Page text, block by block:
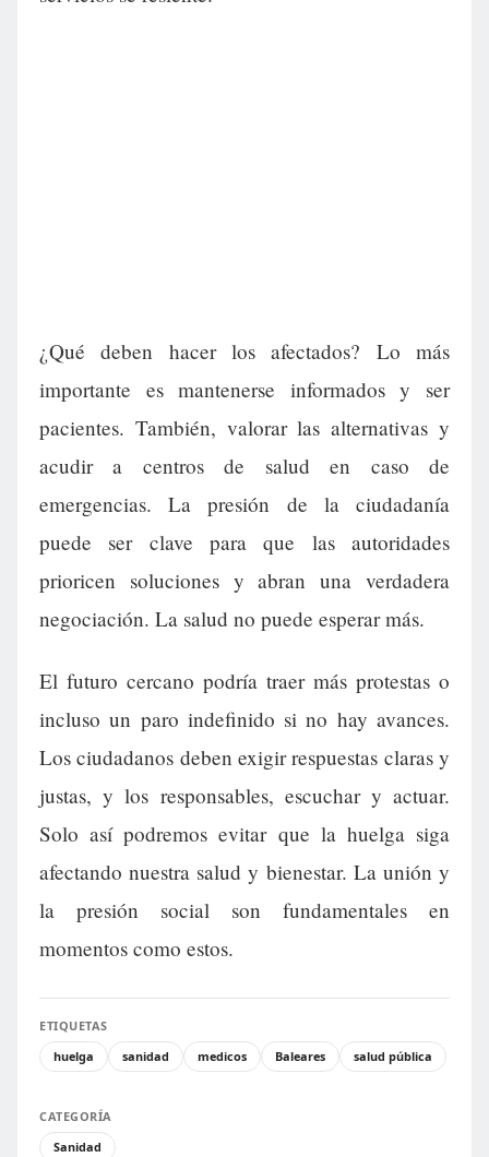
¿Qué deben hacer los afectados? Lo más
importante es mantenerse informados y ser
pacientes. También, valorar las alternativas y
acudir a centros de salud en caso de
emergencias. La presión de la ciudadanía
puede ser clave para que las autoridades
prioricen soluciones y abran una verdadera
negociación. La salud no puede esperar más.
El futuro cercano podría traer más protestas o
incluso un paro indefinido si no hay avances.
Los ciudadanos deben exigir respuestas claras y
justas, y los responsables, escuchar y actuar.
Solo así podremos evitar que la huelga siga
afectando nuestra salud y bienestar. La unión y
la presión social son fundamentales en
momentos como estos.
ETIQUETAS
huelga
sanidad medicos Baleares salud pública
CATEGORÍA
Sanidad